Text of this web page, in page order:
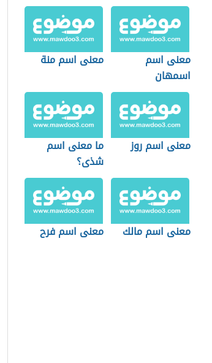
معنى اسم
اسمهان
معنى اسم منة
معنى اسم روز
ما معنى اسم
شذى؟
معنى اسم مالك معنى اسم فرح